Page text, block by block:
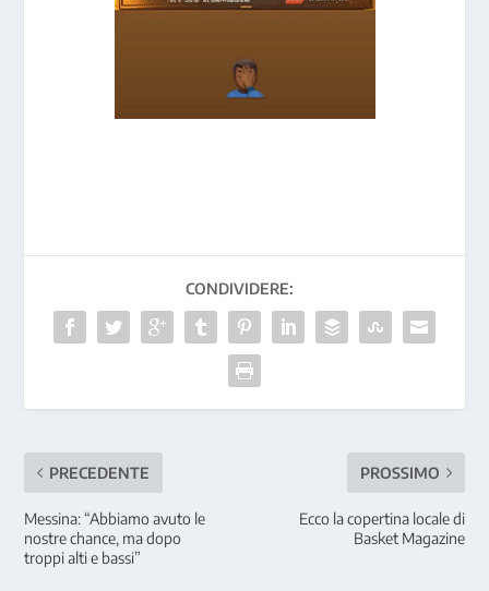
CONDIVIDERE:
PRECEDENTE
Messina: “Abbiamo avuto le
nostre chance, ma dopo
troppi alti e bassi”
PROSSIMO
Ecco la copertina locale di
Basket Magazine